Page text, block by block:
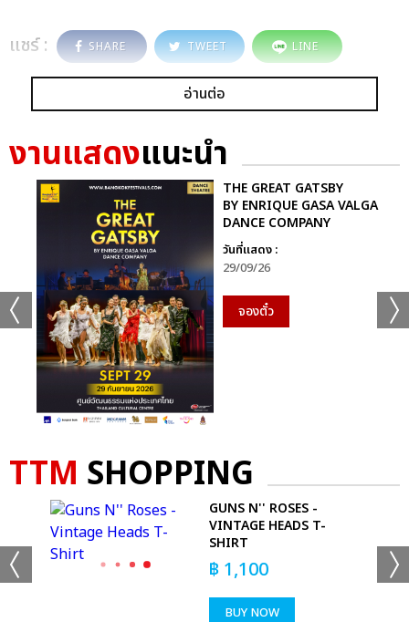
แชร์ : SHARE TWEET LINE
อ่านต่อ
งานแสดงแนะนำ
THE GREAT GATSBY
BY ENRIQUE GASA VALGA
DANCE COMPANY
วันที่แสดง :
29/09/26
จองตั๋ว
TTM SHOPPING
GUNS N'' ROSES -
VINTAGE HEADS T-
SHIRT
฿ 1,100
BUY NOW